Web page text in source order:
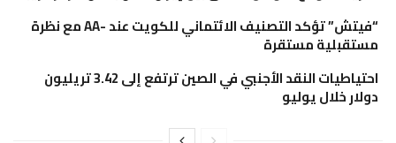
“فيتش” تؤكد التصنيف الائتماني للكويت عند -AA مع نظرة
مستقبلية مستقرة
احتياطيات النقد الأجنبي في الصين ترتفع إلى 3.42 تريليون
دولار خلال يوليو